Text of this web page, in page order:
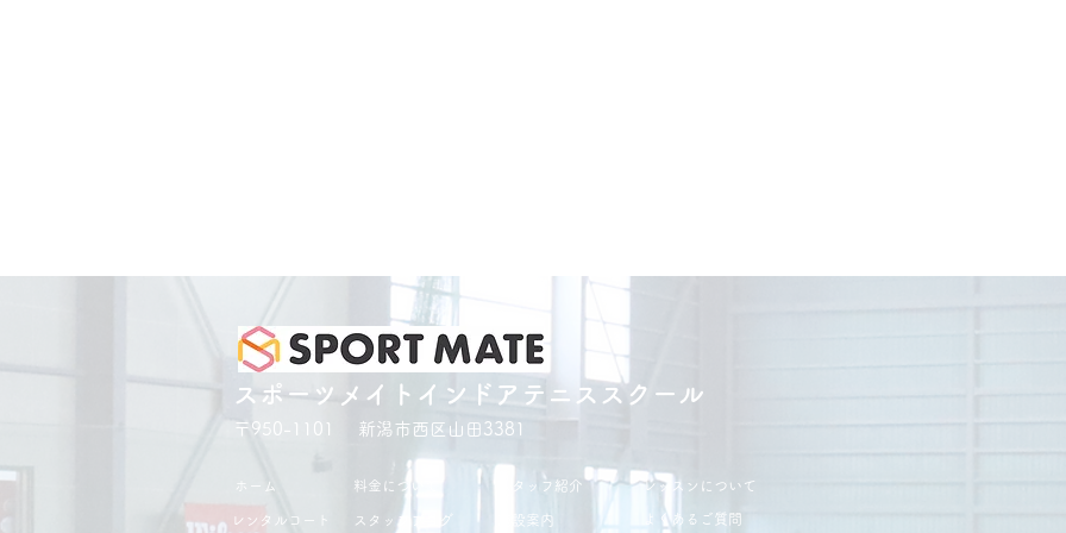
スポーツメイトインドアテニススクール
ホーム スタッフ紹介
レンタルコート
レッスンについて
〒950-1101 新潟市西区山田3381
スタッフブログ よくあるご質問
料金について
施設案内